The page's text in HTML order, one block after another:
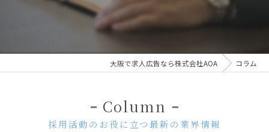
大阪で求人広告なら株式会社AOA コラム
Column
採用活動のお役に立つ最新の業界情報